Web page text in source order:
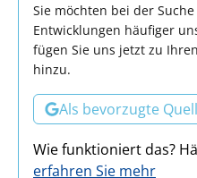
Sie möchten bei der
Entwicklungen häufiger
fügen Sie uns jetzt zu
hinzu.
Als bevorzugte
Wie funktioniert das?
erfahren Sie mehr